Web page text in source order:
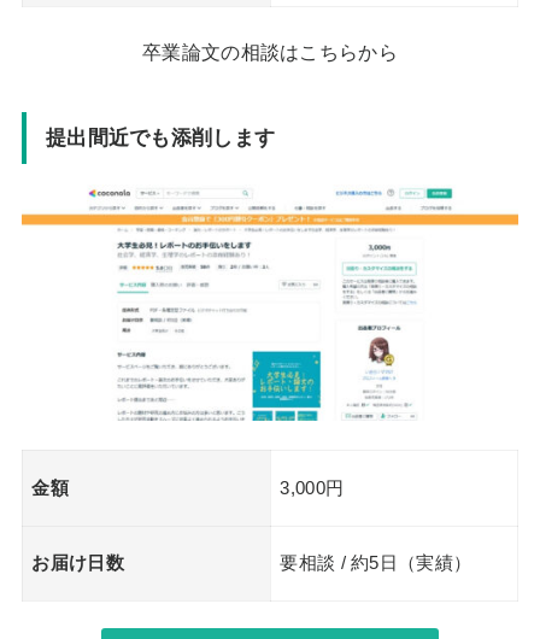
卒業論文の相談はこちらから
提出間近でも添削します
金額 3,000円
お届け日数 要相談 / 約5日（実績）